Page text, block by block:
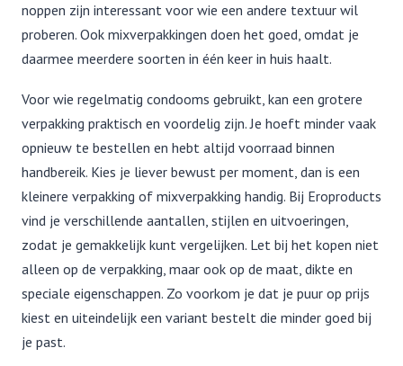
noppen zijn interessant voor wie een andere textuur wil
proberen. Ook mixverpakkingen doen het goed, omdat je
daarmee meerdere soorten in één keer in huis haalt.
Voor wie regelmatig condooms gebruikt, kan een grotere
verpakking praktisch en voordelig zijn. Je hoeft minder vaak
opnieuw te bestellen en hebt altijd voorraad binnen
handbereik. Kies je liever bewust per moment, dan is een
kleinere verpakking of mixverpakking handig. Bij Eroproducts
vind je verschillende aantallen, stijlen en uitvoeringen,
zodat je gemakkelijk kunt vergelijken. Let bij het kopen niet
alleen op de verpakking, maar ook op de maat, dikte en
speciale eigenschappen. Zo voorkom je dat je puur op prijs
kiest en uiteindelijk een variant bestelt die minder goed bij
je past.